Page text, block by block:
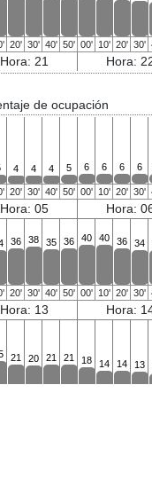
20' 30' 40' 50' 00' 10' 20' 30'
Hora: 21 Hora:
de ocupación
4 4 4 5 6 6 6 6
20' 30' 40' 50' 00' 10' 20' 30'
Hora: 05 Hora:
36 38 35 36 40 40 36 34
20' 30' 40' 50' 00' 10' 20' 30'
Hora: 13 Hora:
21 20 21 21 18 14 14 13